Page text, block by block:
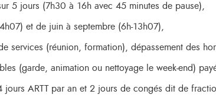
5 jours (7h30 à 16h avec 45 minutes de pause),
et de juin à septembre (6h-13h07),
services (réunion, formation), dépassement des
(garde, animation ou nettoyage le week-end)
ARTT par an et 2 jours de congés dit de